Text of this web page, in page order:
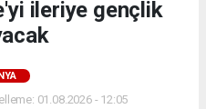
ileriye gençlik
01.08.2026 - 12:05